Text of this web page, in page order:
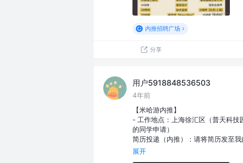
内推招聘广场
分享
用户5918848536503
4年前
【米哈游内推】
- 工作地点：上海徐汇区（普天科
的同学申请）
简历投递（内推）：请将简历发至
展开